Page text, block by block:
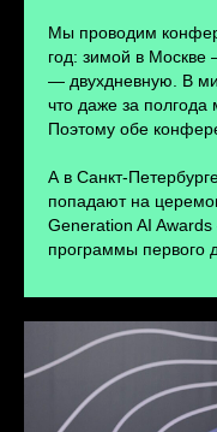
Мы проводим
год: зимой в
— двухдневную. В
что даже за полгода
Поэтому обе
А в Санкт-
попадают на
Generation AI
программы первого